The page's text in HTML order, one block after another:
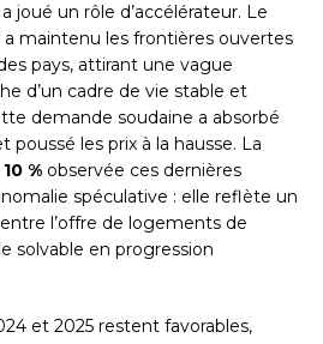
joué un rôle d’accélérateur. Le
maintenu les frontières ouvertes
pays, attirant une vague
d’un cadre de vie stable et
demande soudaine a absorbé
poussé les prix à la hausse. La
10 % observée ces dernières
spéculative : elle reflète un
l’offre de logements de
solvable en progression
et 2025 restent favorables,